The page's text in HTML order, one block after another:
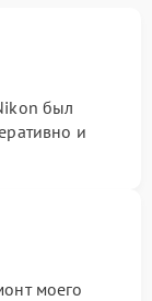
был
и
моего